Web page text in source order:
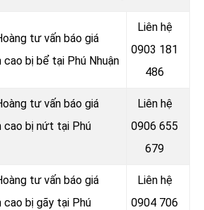
tư vấn báo giá
bị bể tại Phú Nhuận
Liên hệ
0903 181
486
tư vấn báo giá
cao bị nứt tại Phú
Liên hệ
0906 655
679
tư vấn báo giá
bị gãy tại Phú
Liên hệ
0904 706